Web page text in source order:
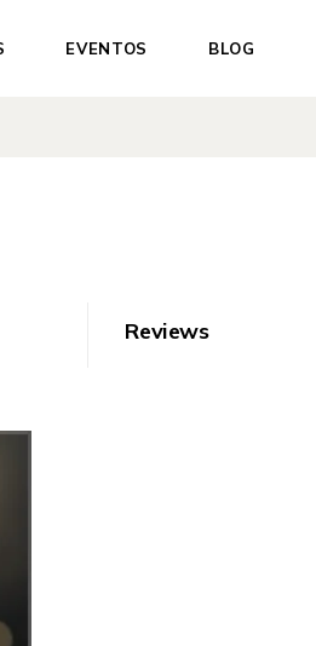
EVENTOS BLOG
Reviews